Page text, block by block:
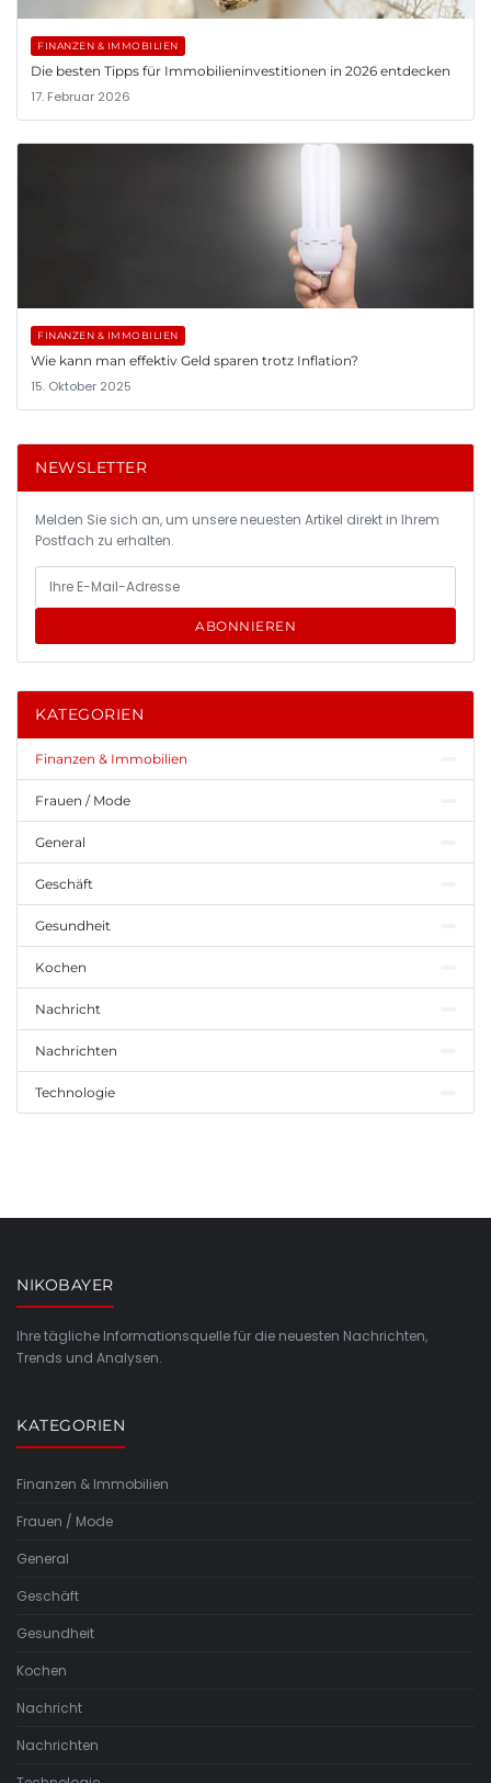
FINANZEN & IMMOBILIEN
Die besten Tipps für Immobilieninvestitionen in 2026 entdecken
17. Februar 2026
FINANZEN & IMMOBILIEN
Wie kann man effektiv Geld sparen trotz Inflation?
15. Oktober 2025
NEWSLETTER
Melden Sie sich an, um unsere neuesten Artikel direkt in Ihrem
Postfach zu erhalten.
ABONNIEREN
KATEGORIEN
Finanzen & Immobilien
Frauen / Mode
General
Geschäft
Gesundheit
Kochen
Nachricht
Nachrichten
Technologie
NIKOBAYER
Ihre tägliche Informationsquelle für die neuesten Nachrichten,
Trends und Analysen.
KATEGORIEN
Finanzen & Immobilien
Frauen / Mode
General
Geschäft
Gesundheit
Kochen
Nachricht
Nachrichten